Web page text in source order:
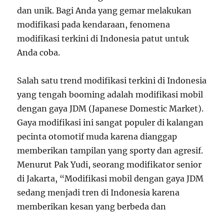
dan unik. Bagi Anda yang gemar melakukan
modifikasi pada kendaraan, fenomena
modifikasi terkini di Indonesia patut untuk
Anda coba.
Salah satu trend modifikasi terkini di Indonesia
yang tengah booming adalah modifikasi mobil
dengan gaya JDM (Japanese Domestic Market).
Gaya modifikasi ini sangat populer di kalangan
pecinta otomotif muda karena dianggap
memberikan tampilan yang sporty dan agresif.
Menurut Pak Yudi, seorang modifikator senior
di Jakarta, “Modifikasi mobil dengan gaya JDM
sedang menjadi tren di Indonesia karena
memberikan kesan yang berbeda dan